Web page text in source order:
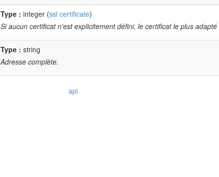
Type : integer (ssl certificate)
Si aucun certificat n'est explicitement défini, le certificat le plus
Type : string
Adresse complète.
api